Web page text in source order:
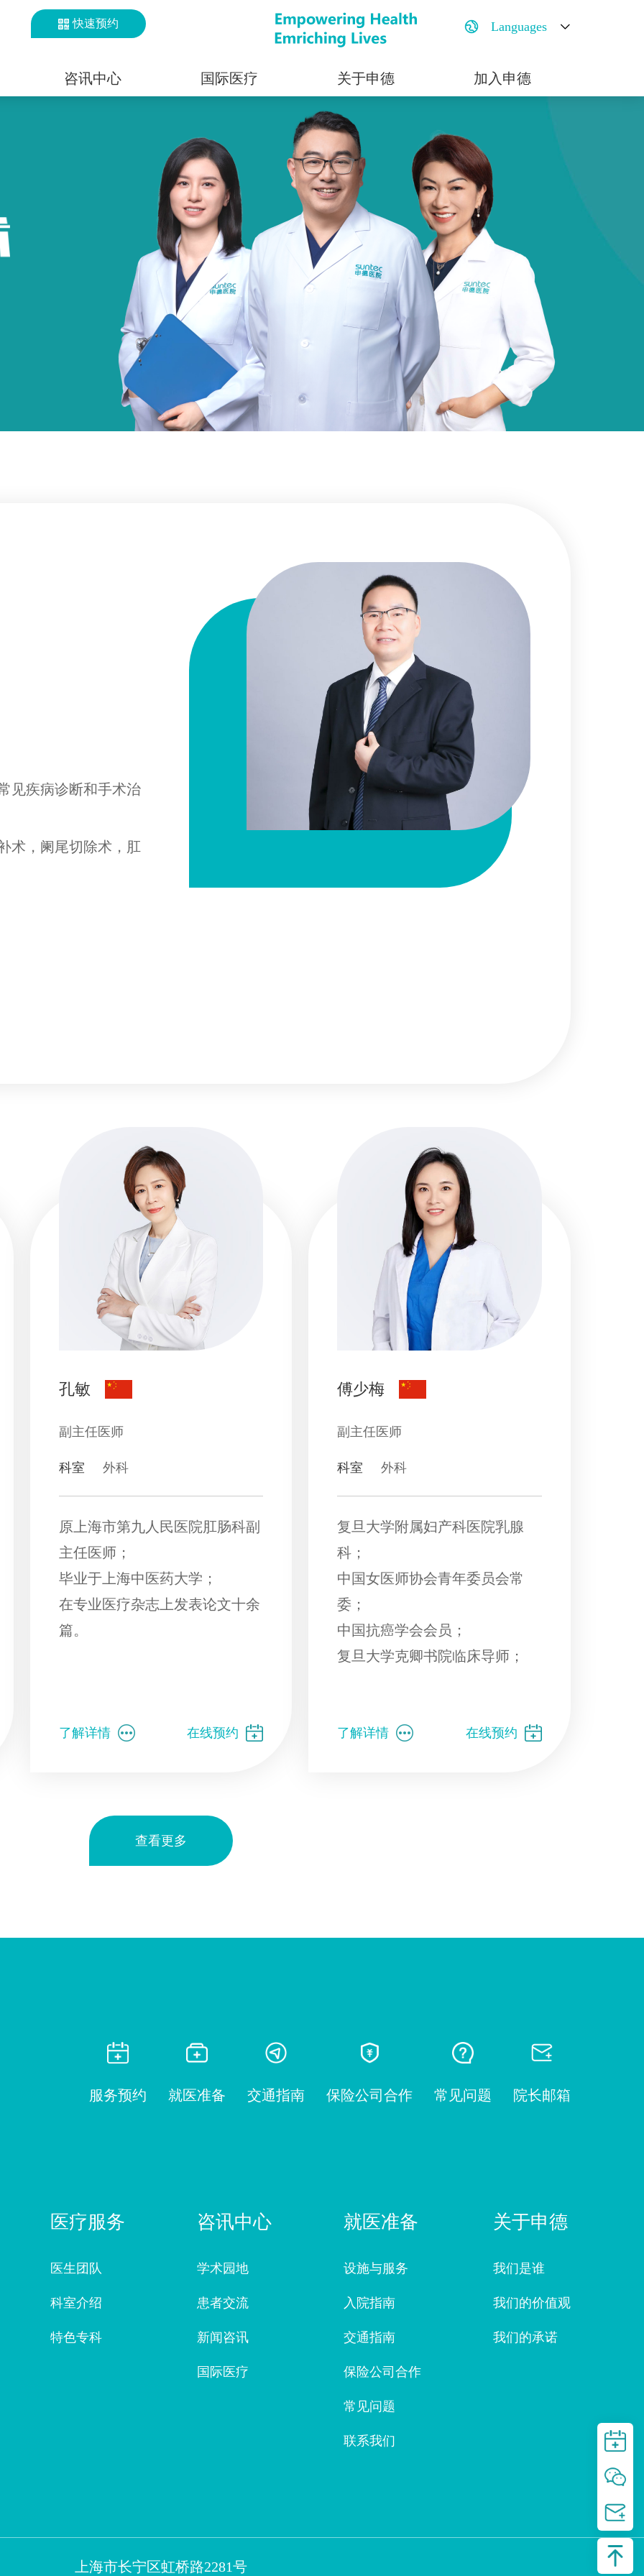
快速预约 Languages
咨讯中心 国际医疗 关于申德 加入申德
见疾病诊断和手术治
术，阑尾切除术，肛
孔敏
副主任医师
科室 外科
原上海市第九人民医院肛肠科副
主任医师；
毕业于上海中医药大学；
在专业医疗杂志上发表论文十余
篇。
了解详情 在线预约
傅少梅
副主任医师
科室 外科
复旦大学附属妇产科医院乳腺
科；
中国女医师协会青年委员会常
委；
中国抗癌学会会员；
复旦大学克卿书院临床导师；
了解详情 在线预约
查看更多
服务预约 就医准备 交通指南 保险公司合作 常见问题 院长邮箱
医疗服务
医生团队
科室介绍
特色专科
咨讯中心
学术园地
患者交流
新闻咨讯
国际医疗
就医准备
设施与服务
入院指南
交通指南
保险公司合作
常见问题
联系我们
关于申德
我们是谁
我们的价值观
我们的承诺
上海市长宁区虹桥路2281号